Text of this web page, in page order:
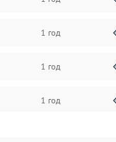
1 год
1 год
1 год